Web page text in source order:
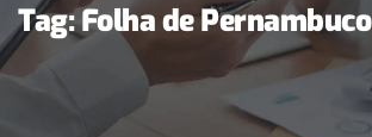
Tag:Folha de Pernambuco